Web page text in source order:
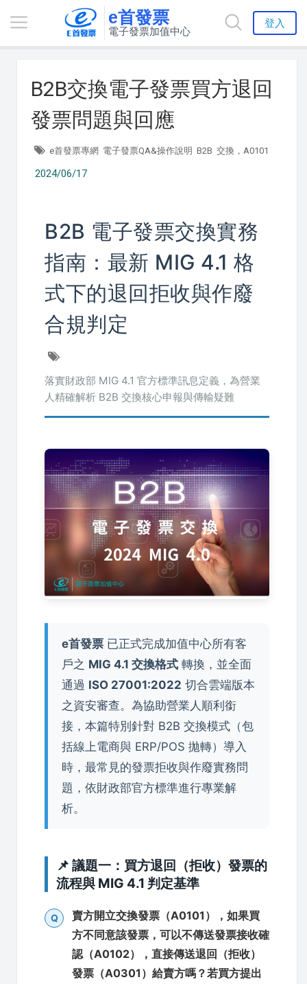
e首發票
電子發票加值中心
登入
B2B交換電子發票買方退回
發票問題與回應
e首發票專網 電子發票QA&操作說明 B2B 交換，A0101
2024/06/17
B2B 電子發票交換實務
指南：最新 MIG 4.1 格
式下的退回拒收與作廢
合規判定
落實財政部 MIG 4.1 官方標準訊息定義，為營業
人精確解析 B2B 交換核心申報與傳輸疑難
e首發票 已正式完成加值中心所有客
戶之 MIG 4.1 交換格式 轉換，並全面
通過 ISO 27001:2022 切合雲端版本
之資安審查。為協助營業人順利銜
接，本篇特別針對 B2B 交換模式（包
括線上電商與 ERP/POS 拋轉）導入
時，最常見的發票拒收與作廢實務問
題，依財政部官方標準進行專業解
析。
📌 議題一：買方退回（拒收）發票的
流程與 MIG 4.1 判定基準
Q
賣方開立交換發票（A0101），如果買
方不同意該發票，可以不傳送發票接收確
認（A0102），直接傳送退回（拒收）
發票（A0301）給賣方嗎？若買方提出